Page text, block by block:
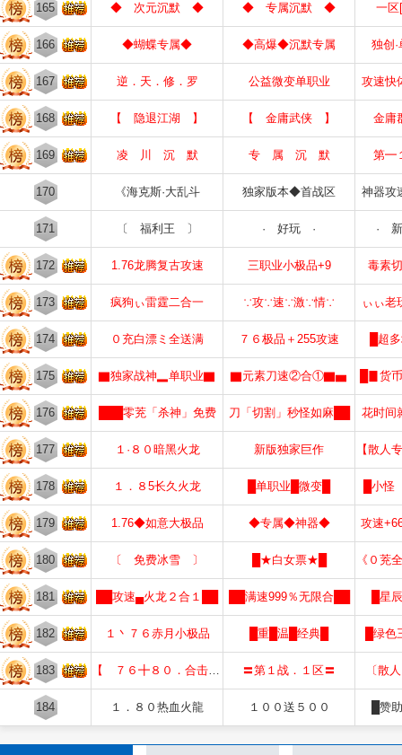
165 ◆ 次元沉默 ◆ ◆ 专属沉默 ◆ 一区
166 ◆蝴蝶专属◆ ◆高爆◆沉默专属 独创
167 逆．天．修．罗 公益微变单职业 攻速快
168 【 隐退江湖 】 【 金庸武侠 】 金庸
169 凌 川 沉 默 专 属 沉 默 第━
170 《海克斯·大乱斗 独家版本◆首战区 神器攻
171 〔 福利王 〕 · 好玩 · ·
172 1.76龙腾复古攻速 三职业小极品+9 毒素
173 疯狗ぃ雷霆二合一 ∵攻∵速∵激∵情∵ ぃぃ老
174 ０充白漂ミ全送满 ７６极品＋255攻速 █超
175 ▇独家战神▂单职业▇ ▇元素刀速②合①▇▅ █▊货
176 ███零茺「杀神」免费 刀「切割」秒怪如麻██ 花时间
177 １·８０暗黑火龙 新版独家巨作 【散人
178 １．８5长久火龙 █单职业█微变█ █小怪
179 1.76◆如意大极品 ◆专属◆神器◆ 攻速
180 〔 免费冰雪 〕 █★白女票★█ 《０茺
181 ██攻速▄火龙２合１██ ██满速999％无限合██ █星
182 １丶７６赤月小极品 █重█温█经典█ █绿
183 【 ７６╋８０．合击 】 〓第１战．１区〓 〔散
184 １．８０热血火龍 １００送５００ █赞